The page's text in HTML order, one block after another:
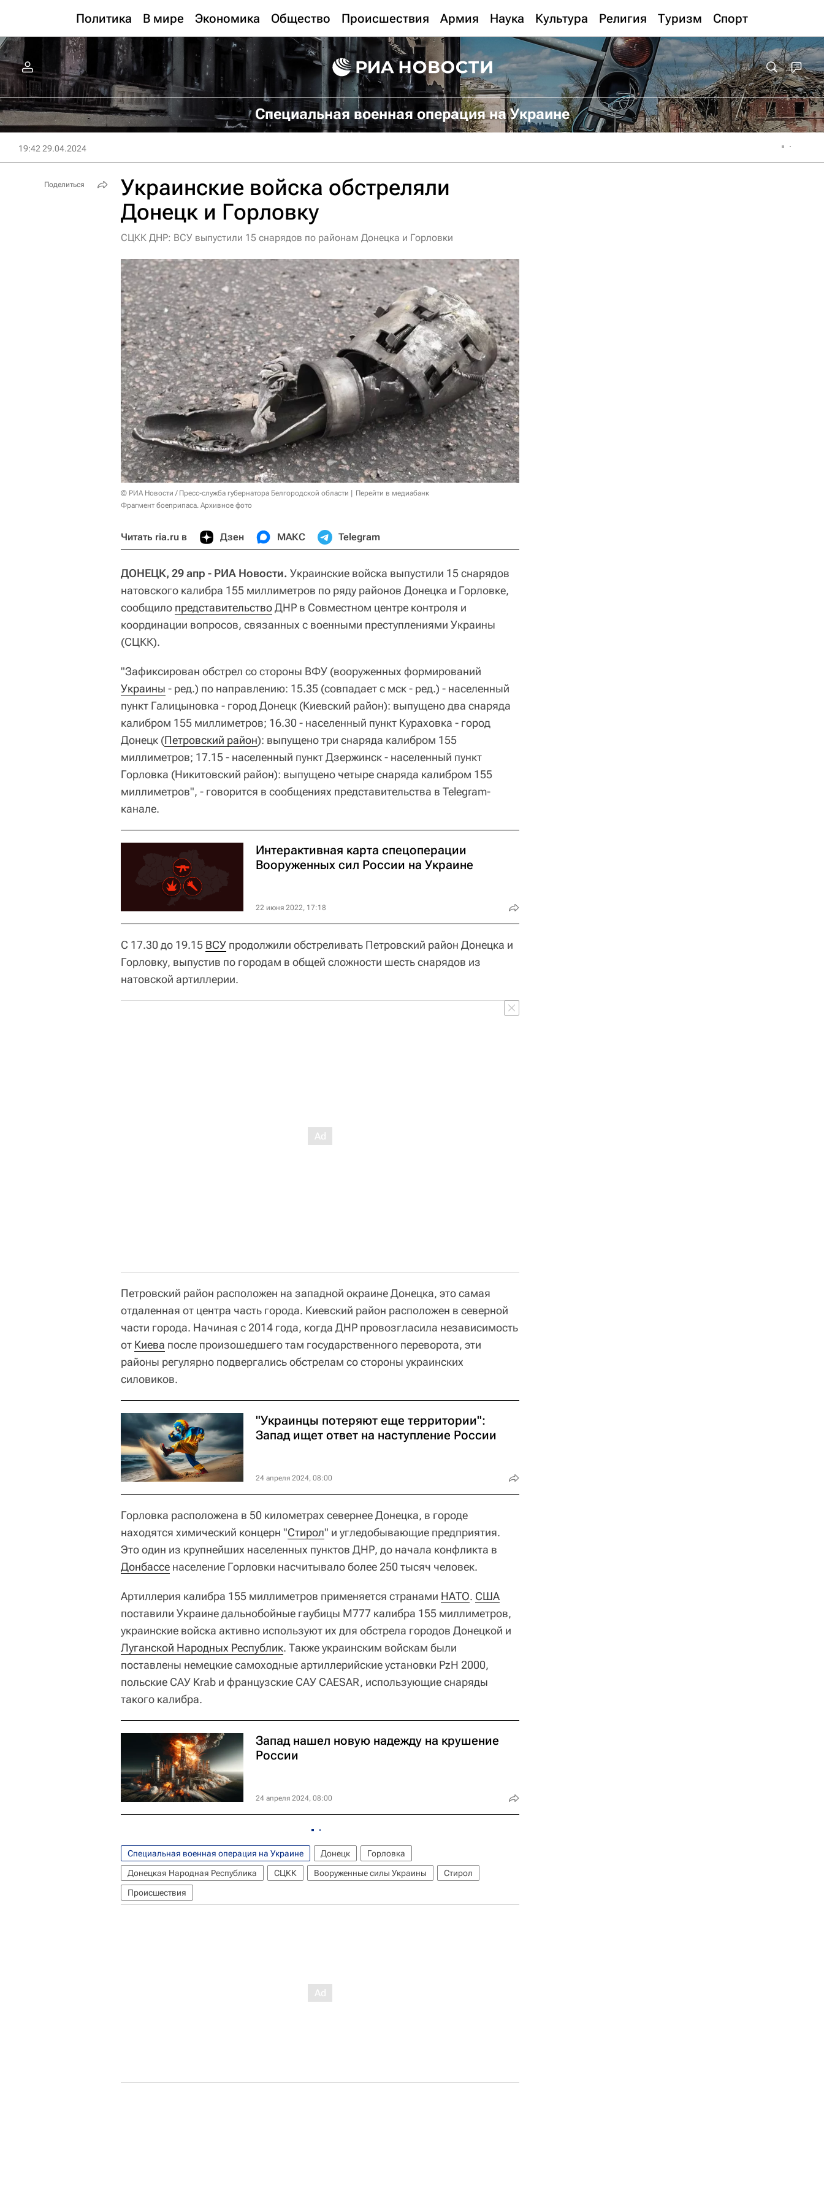
Политика В мире Экономика Общество Происшествия Армия Наука Культура Религия Туризм Спорт
Специальная военная операция на Украине
19:42 29.04.2024
Украинские войска обстреляли
Донецк и Горловку
СЦКК ДНР: ВСУ выпустили 15 снарядов по районам Донецка и Горловки
© РИА Новости / Пресс-служба губернатора Белгородской области
Перейти в медиабанк
Фрагмент боеприпаса. Архивное фото
Читать ria.ru в Дзен МАКС Telegram
ДОНЕЦК, 29 апр - РИА Новости. Украинские войска выпустили 15 снарядов
натовского калибра 155 миллиметров по ряду районов Донецка и Горловке,
сообщило представительствоДНР в Совместном центре контроля и
координации вопросов, связанных с военными преступлениями Украины
(СЦКК).
"Зафиксирован обстрел со стороны ВФУ (вооруженных формирований
Украины - ред.) по направлению: 15.35 (совпадает с мск - ред.) - населенный
пункт Галицыновка - город Донецк (Киевский район): выпущено два снаряда
калибром 155 миллиметров; 16.30 - населенный пункт Кураховка - город
Донецк (Петровский район): выпущено три снаряда калибром 155
миллиметров; 17.15 - населенный пункт Дзержинск - населенный пункт
Горловка (Никитовский район): выпущено четыре снаряда калибром 155
миллиметров", - говорится в сообщениях представительства в Telegram-
канале.
Интерактивная карта спецоперации
Вооруженных сил России на Украине
22 июня 2022, 17:18
С 17.30 до 19.15 ВСУ продолжили обстреливать Петровский район Донецка и
Горловку, выпустив по городам в общей сложности шесть снарядов из
натовской артиллерии.
Петровский район расположен на западной окраине Донецка, это самая
отдаленная от центра часть города. Киевский район расположен в северной
части города. Начиная с 2014 года, когда ДНР провозгласила независимость
от Киева после произошедшего там государственного переворота, эти
районы регулярно подвергались обстрелам со стороны украинских
силовиков.
"Украинцы потеряют еще территории":
Запад ищет ответ на наступление России
24 апреля 2024, 08:00
Горловка расположена в 50 километрах севернее Донецка, в городе
находятся химический концерн "Стирол" и угледобывающие предприятия.
Это один из крупнейших населенных пунктов ДНР, до начала конфликта в
Донбассе население Горловки насчитывало более 250 тысяч человек.
Артиллерия калибра 155 миллиметров применяется странами НАТО. США
поставили Украине дальнобойные гаубицы M777 калибра 155 миллиметров,
украинские войска активно используют их для обстрела городов Донецкой и
Луганской Народных Республик. Также украинским войскам были
поставлены немецкие самоходные артиллерийские установки PzH 2000,
польские САУ Krab и французские САУ CAESAR, использующие снаряды
такого калибра.
Запад нашел новую надежду на крушение
России
24 апреля 2024, 08:00
Специальная военная операция на Украине Донецк
Горловка
Донецкая Народная Республика
СЦКК Вооруженные силы Украины
Стирол
Происшествия
Поделиться